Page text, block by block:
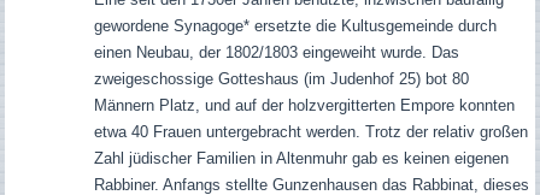
gewordene Synagoge* ersetzte die Kultusgemeinde durch
einen Neubau, der 1802/1803 eingeweiht wurde. Das
zweigeschossige Gotteshaus (im Judenhof 25) bot 80
Männern Platz, und auf der holzvergitterten Empore konnten
etwa 40 Frauen untergebracht werden. Trotz der relativ großen
Zahl jüdischer Familien in Altenmuhr gab es keinen eigenen
Rabbiner. Anfangs stellte Gunzenhausen das Rabbinat, dieses